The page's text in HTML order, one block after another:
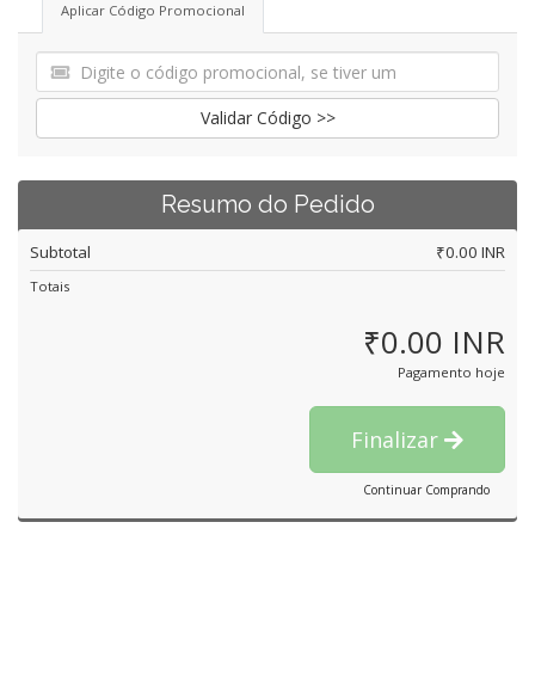
Aplicar Código Promocional
Validar Código >>
Resumo do Pedido
Subtotal ₹0.00 INR
Totais
₹0.00 INR
Pagamento hoje
Finalizar
Continuar Comprando